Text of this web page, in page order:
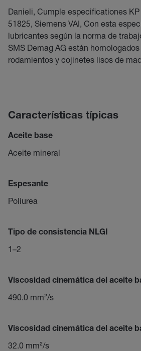
Danieli, Cumple especificationes KP
51825, Siemens VAI, Con esta
lubricantes según la norma de
SMS Demag AG están
rodamientos y cojinetes lisos de
Características típicas
Aceite base
Aceite mineral
Espesante
Poliurea
Tipo de consistencia NLGI
1–2
Viscosidad cinemática del aceite
490.0 mm²/s
Viscosidad cinemática del aceite
32.0 mm²/s